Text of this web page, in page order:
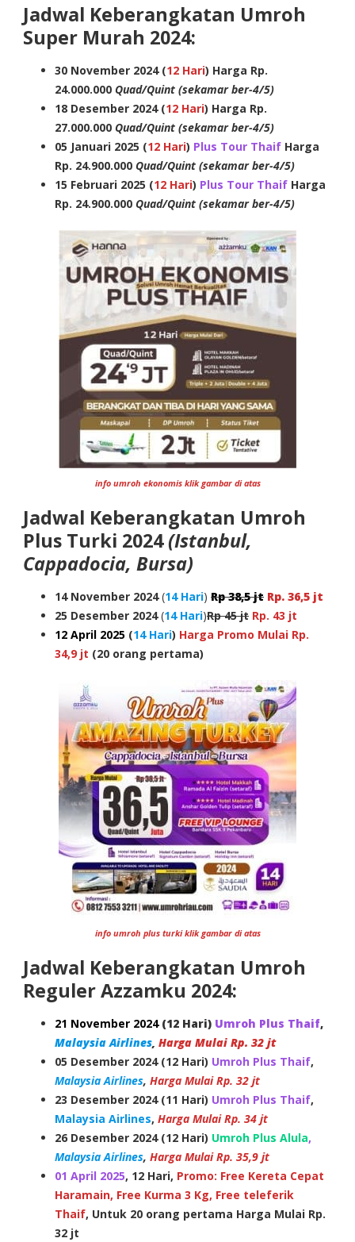
Jadwal Keberangkatan Umroh
Super Murah 2024:
30 November 2024 (12 Hari) Harga Rp.
24.000.000 Quad/Quint (sekamar ber-4/5)
18 Desember 2024 (12 Hari) Harga Rp.
27.000.000 Quad/Quint (sekamar ber-4/5)
05 Januari 2025 (12 Hari) Plus Tour Thaif Harga
Rp. 24.900.000 Quad/Quint (sekamar ber-4/5)
15 Februari 2025 (12 Hari) Plus Tour Thaif Harga
Rp. 24.900.000 Quad/Quint (sekamar ber-4/5)
info umroh ekonomis klik gambar di atas
Jadwal Keberangkatan Umroh
Plus Turki 2024(Istanbul,
Cappadocia, Bursa)
14 November 2024(14 Hari) Rp 38,5 jt Rp. 36,5 jt
25 Desember 2024(14 Hari)Rp 45 jt Rp. 43 jt
12 April 2025 (14 Hari) Harga Promo Mulai Rp.
34,9 jt (20 orang pertama)
info umroh plus turki klik gambar di atas
Jadwal Keberangkatan Umroh
Reguler Azzamku 2024:
21 November 2024 (12 Hari) Umroh Plus Thaif,
Malaysia Airlines Harga Mulai Rp. 32 jt
05 Desember 2024 (12 Hari) Umroh Plus Thaif,
Malaysia Airlines, Harga Mulai Rp. 32 jt
23 Desember 2024 (11 Hari) Umroh Plus Thaif,
Malaysia Airlines, Harga Mulai Rp. 34 jt
26 Desember 2024 (12 Hari) Umroh Plus Alula,
Malaysia Airlines, Harga Mulai Rp. 35,9 jt
01 April 2025, 12 Hari, Promo: Free Kereta Cepat
Haramain, Free Kurma 3 Kg, Free teleferik
Thaif, Untuk 20 orang pertama Harga Mulai Rp.
32 jt